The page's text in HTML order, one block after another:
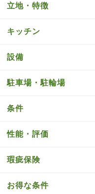
立地・特徴
キッチン
設備
駐車場・駐輪場
条件
性能・評価
瑕疵保険
お得な条件